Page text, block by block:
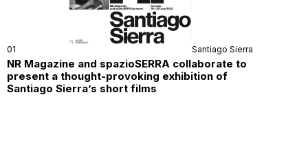
01 Santiago Sierra
NR Magazine and spazioSERRA collaborate to
present a thought-provoking exhibition of
Santiago Sierra’s short films